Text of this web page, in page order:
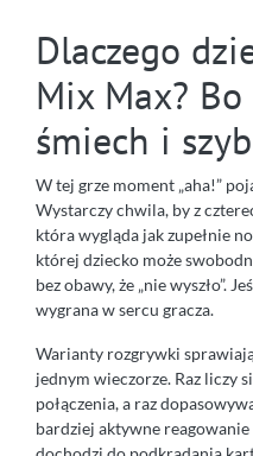
Dlaczego
Mix Max?
śmiech i
W tej grze moment „aha!”
Wystarczy chwila, by z
która wygląda jak zupełnie
której dziecko może
bez obawy, że „nie wyszło”.
wygrana w sercu gracza.
Warianty rozgrywki
jednym wieczorze. Raz liczy
połączenia, a raz
bardziej aktywne